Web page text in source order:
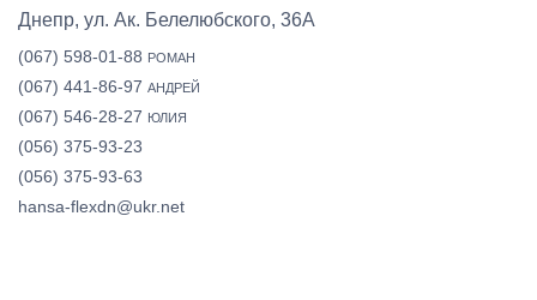
Днепр, ул. Ак. Белелюбского, 36А
(067) 598-01-88 РОМАН
(067) 441-86-97 АНДРЕЙ
(067) 546-28-27 ЮЛИЯ
(056) 375-93-23
(056) 375-93-63
hansa-flexdn@ukr.net